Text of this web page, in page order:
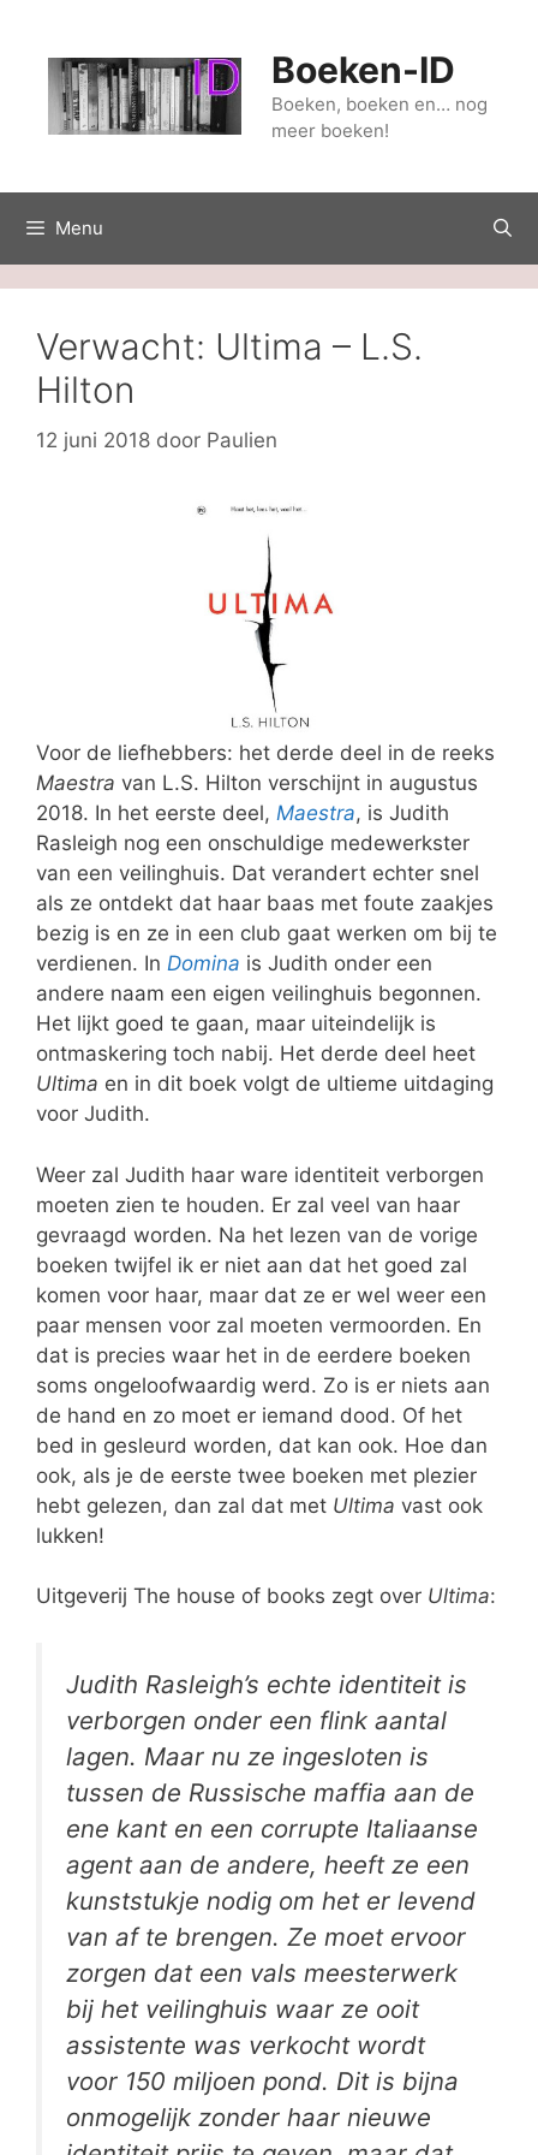
inhoud
Boeken-ID
Boeken, boeken en… nog
meer boeken!
Menu
Verwacht: Ultima – L.S.
Hilton
12 juni 2018 door Paulien
Voor de liefhebbers: het derde deel in de reeks
Maestra van L.S. Hilton verschijnt in augustus
2018. In het eerste deel, Maestra, is Judith
Rasleigh nog een onschuldige medewerkster
van een veilinghuis. Dat verandert echter snel
als ze ontdekt dat haar baas met foute zaakjes
bezig is en ze in een club gaat werken om bij te
verdienen. In Domina is Judith onder een
andere naam een eigen veilinghuis begonnen.
Het lijkt goed te gaan, maar uiteindelijk is
ontmaskering toch nabij. Het derde deel heet
Ultima en in dit boek volgt de ultieme uitdaging
voor Judith.
Weer zal Judith haar ware identiteit verborgen
moeten zien te houden. Er zal veel van haar
gevraagd worden. Na het lezen van de vorige
boeken twijfel ik er niet aan dat het goed zal
komen voor haar, maar dat ze er wel weer een
paar mensen voor zal moeten vermoorden. En
dat is precies waar het in de eerdere boeken
soms ongeloofwaardig werd. Zo is er niets aan
de hand en zo moet er iemand dood. Of het
bed in gesleurd worden, dat kan ook. Hoe dan
ook, als je de eerste twee boeken met plezier
hebt gelezen, dan zal dat met Ultima vast ook
lukken!
Uitgeverij The house of books zegt over Ultima:
Judith Rasleigh’s echte identiteit is
verborgen onder een flink aantal
lagen. Maar nu ze ingesloten is
tussen de Russische maffia aan de
ene kant en een corrupte Italiaanse
agent aan de andere, heeft ze een
kunststukje nodig om het er levend
van af te brengen. Ze moet ervoor
zorgen dat een vals meesterwerk
bij het veilinghuis waar ze ooit
assistente was verkocht wordt
voor 150 miljoen pond. Dit is bijna
onmogelijk zonder haar nieuwe